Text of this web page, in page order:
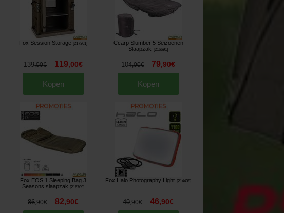
Fox Session Storage [217361]
139,00€ 119,00€
Kopen
Ccarp Slumber 5 Seizoenen
Slaapzak
216691]
104,00€ 79,90€
Kopen
Fox EOS 1 Sleeping Bag 3
Seasons slaapzak
[216709]
86,90€ 82,90€
Fox Halo Photography Light 214438]
49,90€ 46,90€